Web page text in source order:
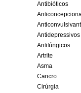
Antibióticos
Antidepressivos
Antifúngicos
Artrite
Asma
Cancro
Cirúrgia